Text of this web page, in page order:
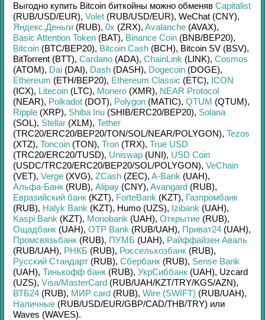
Выгодно купить Bitcoin биткойны можно обменяв Capitalist
(RUB/USD/EUR), Volet (RUB/USD/EUR), WeChat (CNY),
Яндекс.Деньги (RUB), 0x (ZRX), Avalanche (AVAX),
Basic Attention Token (BAT), Binance Coin (BNB/BEP20),
Bitcoin (BTC/BEP20), Bitcoin Cash (BCH), Bitcoin SV (BSV),
BitTorrent (BTT), Cardano (ADA), ChainLink (LINK), Cosmos
(ATOM), Dai (DAI), Dash (DASH), Dogecoin (DOGE),
Ethereum (ETH/BEP20), Ethereum Classic (ETC), ICON
(ICX), Litecoin (LTC), Monero (XMR), NEAR Protocol
(NEAR), Polkadot (DOT), Polygon (MATIC), QTUM (QTUM),
Ripple (XRP), Shiba Inu (SHIB/ERC20/BEP20), Solana
(SOL), Stellar (XLM), Tether
(TRC20/ERC20/BEP20/TON/SOL/NEAR/POLYGON), Tezos
(XTZ), Toncoin (TON), Tron (TRX), True USD
(TRC20/ERC20/TUSD), Uniswap (UNI), USD Coin
(USDC/TRC20/ERC20/BEP20/SOL/POLYGON), VeChain
(VET), Verge (XVG), ZCash (ZEC), A-Bank (UAH),
Альфа-Банк (RUB), Alipay (CNY), Avangard (RUB),
Евразийский банк (KZT), ForteBank (KZT), Газпромбанк
(RUB), Halyk Bank (KZT), Humo (UZS), Izibank (UAH),
Kaspi Bank (KZT), Monobank (UAH), Открытие (RUB),
Ощадбанк (UAH), OTP Bank (RUB/UAH), Приват24 (UAH),
Промсвязьбанк (RUB), ПУМБ (UAH), Райффайзен Аваль
(RUB/UAH), РНКБ (RUB), Россельхозбанк (RUB),
Русский Стандарт (RUB), Сбербанк (RUB), Sense Bank
(UAH), Тинькофф банк (RUB), УкрСиббанк (UAH), Uzcard
(UZS), Visa/MasterCard (RUB/UAH/KZT/TRY/KGS/AZN),
ВТБ24 (RUB), МИР card (RUB), Wire (SWIFT) (RUB/UAH),
Наличные (RUB/USD/EUR/GBP/CAD/THB/TRY) или
Waves (WAVES).